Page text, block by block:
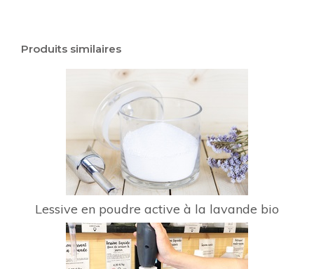
Produits similaires
Lessive en poudre active à la lavande bio